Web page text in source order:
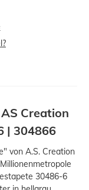
Creation
| 304866
von A.S. Creation
30486-6